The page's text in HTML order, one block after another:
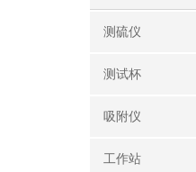
测硫仪
测试杯
吸附仪
工作站